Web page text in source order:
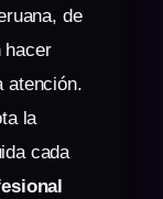
de
hacer
atención.
la
cada